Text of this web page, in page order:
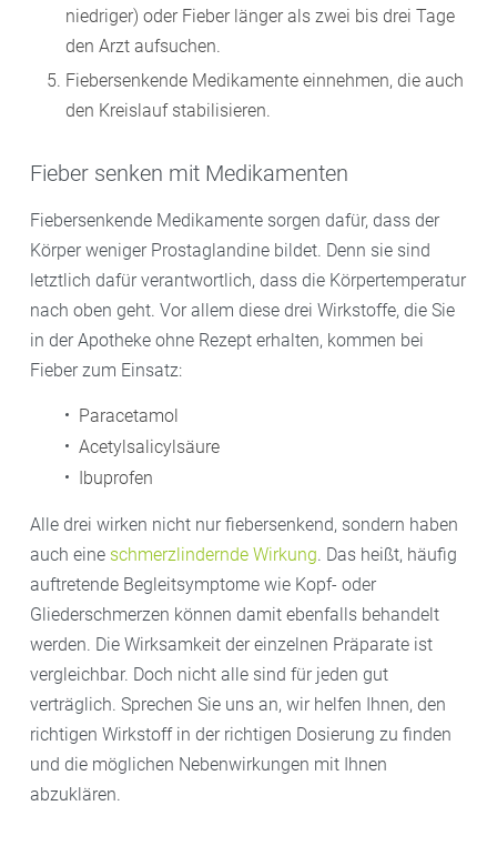
niedriger) oder Fieber länger als zwei bis drei Tage
den Arzt aufsuchen.
Fiebersenkende Medikamente einnehmen, die auch
den Kreislauf stabilisieren.
Fieber senken mit Medikamenten
Fiebersenkende Medikamente sorgen dafür, dass der
Körper weniger Prostaglandine bildet. Denn sie sind
letztlich dafür verantwortlich, dass die Körpertemperatur
nach oben geht. Vor allem diese drei Wirkstoffe, die Sie
in der Apotheke ohne Rezept erhalten, kommen bei
Fieber zum Einsatz:
Paracetamol
Acetylsalicylsäure
Ibuprofen
Alle drei wirken nicht nur fiebersenkend, sondern haben
auch eine schmerzlindernde Wirkung. Das heißt, häufig
auftretende Begleitsymptome wie Kopf- oder
Gliederschmerzen können damit ebenfalls behandelt
werden. Die Wirksamkeit der einzelnen Präparate ist
vergleichbar. Doch nicht alle sind für jeden gut
verträglich. Sprechen Sie uns an, wir helfen Ihnen, den
richtigen Wirkstoff in der richtigen Dosierung zu finden
und die möglichen Nebenwirkungen mit Ihnen
abzuklären.